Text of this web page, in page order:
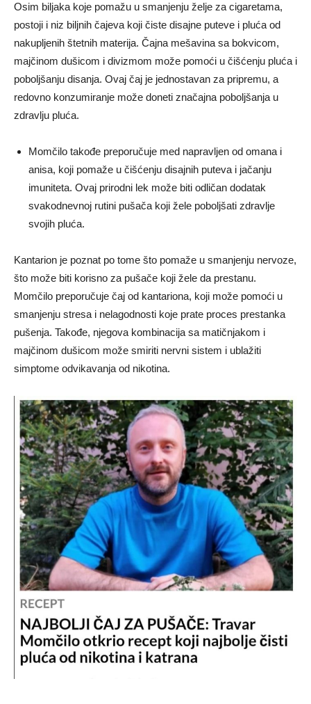
Osim biljaka koje pomažu u smanjenju želje za cigaretama,
postoji i niz biljnih čajeva koji čiste disajne puteve i pluća od
nakupljenih štetnih materija. Čajna mešavina sa bokvicom,
majčinom dušicom i divizmom može pomoći u čišćenju pluća i
poboljšanju disanja. Ovaj čaj je jednostavan za pripremu, a
redovno konzumiranje može doneti značajna poboljšanja u
zdravlju pluća.
Momčilo takođe preporučuje med napravljen od omana i
anisa, koji pomaže u čišćenju disajnih puteva i jačanju
imuniteta. Ovaj prirodni lek može biti odličan dodatak
svakodnevnoj rutini pušača koji žele poboljšati zdravlje
svojih pluća.
Kantarion je poznat po tome što pomaže u smanjenju nervoze,
što može biti korisno za pušače koji žele da prestanu.
Momčilo preporučuje čaj od kantariona, koji može pomoći u
smanjenju stresa i nelagodnosti koje prate proces prestanka
pušenja. Takođe, njegova kombinacija sa matičnjakom i
majčinom dušicom može smiriti nervni sistem i ublažiti
simptome odvikavanja od nikotina.